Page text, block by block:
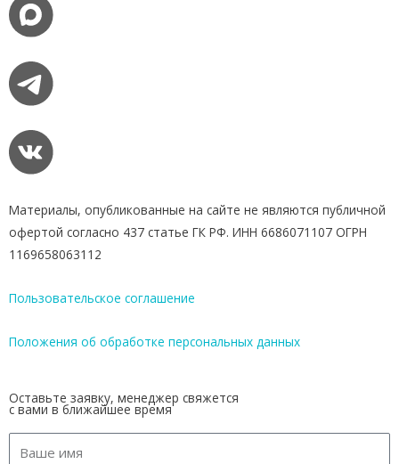
Материалы, опубликованные на сайте не являются публичной
офертой согласно 437 статье ГК РФ. ИНН 6686071107 ОГРН
1169658063112
Пользовательское соглашение
Положения об обработке персональных данных
Оставьте заявку, менеджер свяжется
с вами в ближайшее время